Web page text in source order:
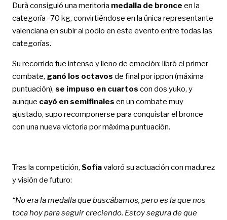
Durà consiguió una meritoria medalla de bronce en la
categoría -70 kg, convirtiéndose en la única representante
valenciana en subir al podio en este evento entre todas las
categorías.
Su recorrido fue intenso y lleno de emoción: libró el primer
combate, ganó los octavos de final por ippon (máxima
puntuación), se impuso en cuartos con dos yuko, y
aunque cayó en semifinales en un combate muy
ajustado, supo recomponerse para conquistar el bronce
con una nueva victoria por máxima puntuación.
Tras la competición, Sofíavaloró su actuación con madurez
y visión de futuro:
“No era la medalla que buscábamos, pero es la que nos
toca hoy para seguir creciendo. Estoy segura de que